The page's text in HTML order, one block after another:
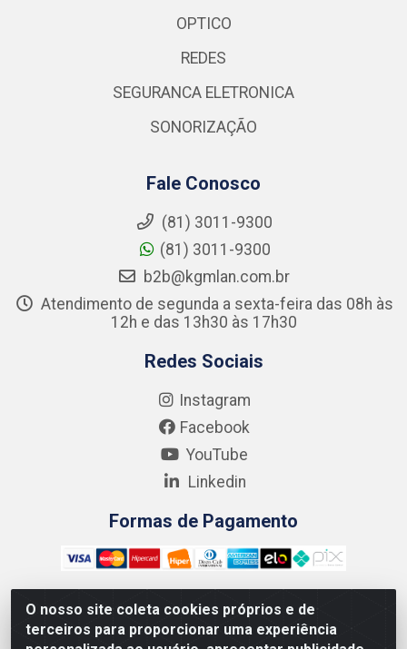
O nosso site coleta cookies próprios e de
terceiros para proporcionar uma experiência
OPTICO
REDES
SEGURANCA ELETRONICA
SONORIZAÇÃO
Fale Conosco
(81) 3011-9300
(81) 3011-9300
b2b@kgmlan.com.br
Atendimento de segunda a sexta-feira das 08h às
12h e das 13h30 às 17h30
Redes Sociais
Instagram
Facebook
YouTube
Linkedin
Formas de Pagamento
Kgmlan Distribuidora LTDA - CNPJ 18.217.682/0001-54 - Rua